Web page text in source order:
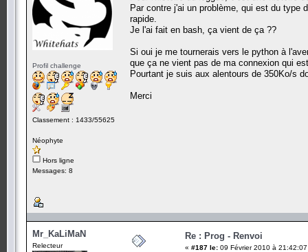
Profil challenge
Classement : 1433/55625
Néophyte
Hors ligne
Messages: 8
Par contre j'ai un problème, qui est du type
rapide.
Je l'ai fait en bash, ça vient de ça ??
Si oui je me tournerais vers le python à
que ça ne vient pas de ma connexion qui
Pourtant je suis aux alentours de 350Ko/s
Merci
Mr_KaLiMaN
Relecteur
Re : Prog - Renvoi
« #187 le: 09 Février 2010 à